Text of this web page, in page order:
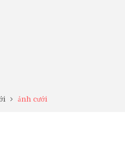
ảnh cưới